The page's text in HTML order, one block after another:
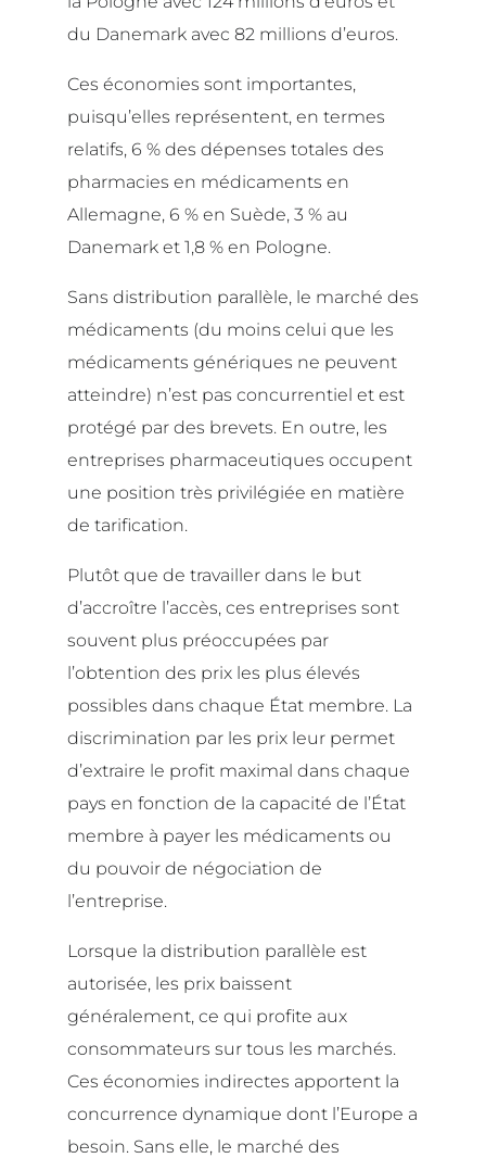
du Danemark avec 82 millions d’euros.
Ces économies sont importantes,
puisqu’elles représentent, en termes
relatifs, 6 % des dépenses totales des
pharmacies en médicaments en
Allemagne, 6 % en Suède, 3 % au
Danemark et 1,8 % en Pologne.
Sans distribution parallèle, le marché des
médicaments (du moins celui que les
médicaments génériques ne peuvent
atteindre) n’est pas concurrentiel et est
protégé par des brevets. En outre, les
entreprises pharmaceutiques occupent
une position très privilégiée en matière
de tarification.
Plutôt que de travailler dans le but
d’accroître l’accès, ces entreprises sont
souvent plus préoccupées par
l’obtention des prix les plus élevés
possibles dans chaque État membre. La
discrimination par les prix leur permet
d’extraire le profit maximal dans chaque
pays en fonction de la capacité de l’État
membre à payer les médicaments ou
du pouvoir de négociation de
l’entreprise.
Lorsque la distribution parallèle est
autorisée, les prix baissent
généralement, ce qui profite aux
consommateurs sur tous les marchés.
Ces économies indirectes apportent la
concurrence dynamique dont l’Europe a
besoin. Sans elle, le marché des